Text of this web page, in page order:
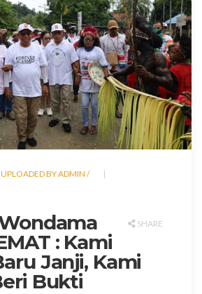
UPLOADED BY ADMIN /
SHARE
: Kami
Janji, Kami
Bukti